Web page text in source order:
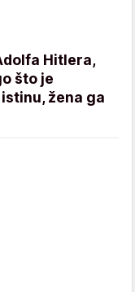
Hitlera,
što je
žena ga